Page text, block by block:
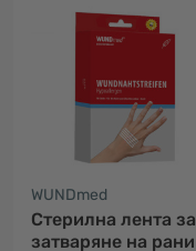
WUNDmed
Стерилна лента за
затваряне на рани